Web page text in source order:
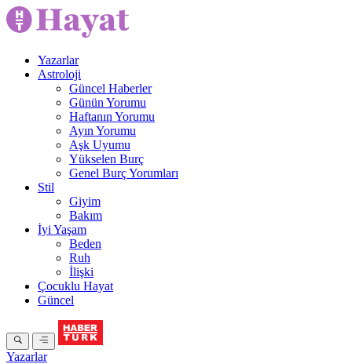
Yazarlar
Astroloji
Güncel Haberler
Günün Yorumu
Haftanın Yorumu
Ayın Yorumu
Aşk Uyumu
Yükselen Burç
Genel Burç Yorumları
Stil
Giyim
Bakım
İyi Yaşam
Beden
Ruh
İlişki
Çocuklu Hayat
Güncel
Yazarlar